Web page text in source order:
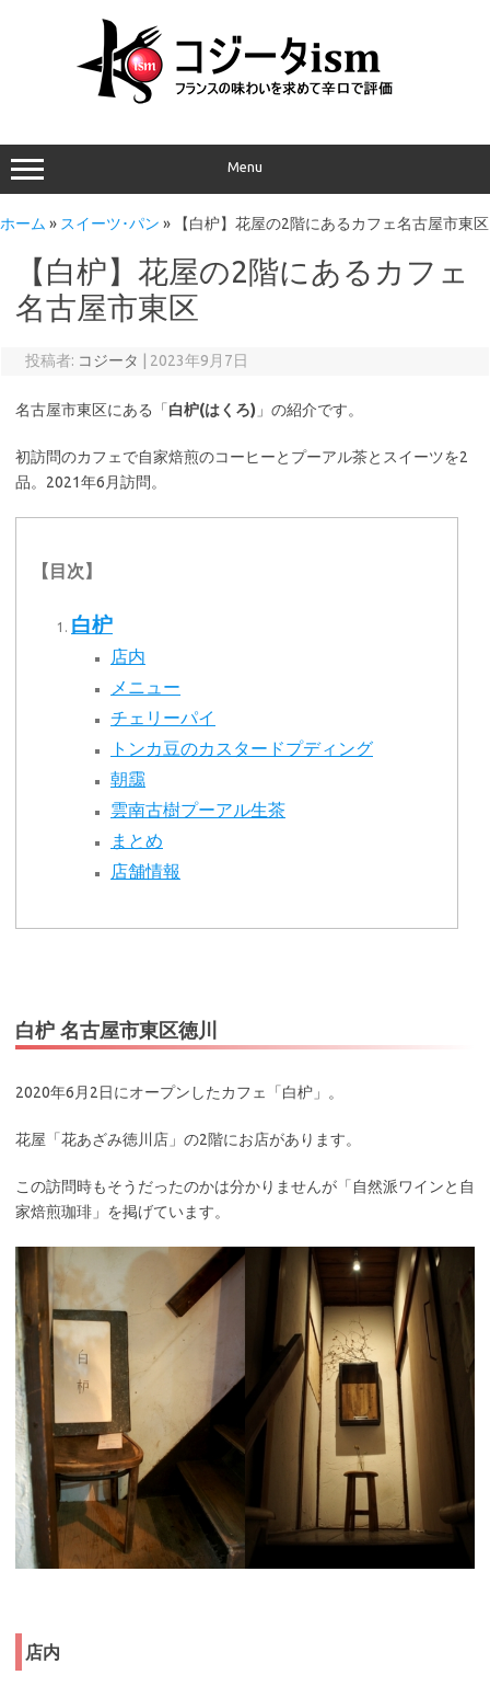
Menu
ホーム » スイーツ･パン » 【白枦】花屋の2階にあるカフェ名古屋市東区
【白枦】花屋の2階にあるカフェ
名古屋市東区
投稿者: コジータ 2023年9月7日
名古屋市東区にある「白枦(はくろ) 」の紹介です。
初訪問のカフェで自家焙煎のコーヒーとプーアル茶とスイーツを2
品。2021年6月訪問。
【目次】
白枦
店内
メニュー
チェリーパイ
トンカ豆のカスタードプディング
朝靄
雲南古樹プーアル生茶
まとめ
店舗情報
白枦 名古屋市東区徳川
2020年6月2日にオープンしたカフェ「白枦」。
花屋「花あざみ徳川店」の2階にお店があります。
この訪問時もそうだったのかは分かりませんが「自然派ワインと自
家焙煎珈琲」を掲げています。
店内